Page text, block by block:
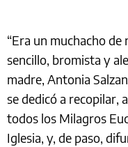
“Era un muchacho
sencillo, bromista y
madre, Antonia
se dedicó a recopilar,
todos los Milagros
Iglesia, y, de paso,